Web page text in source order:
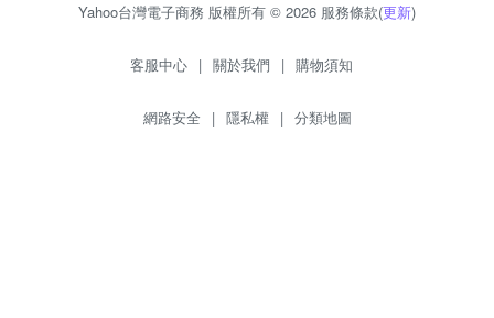
Yahoo台灣電子商務 版權所有 © 2026 服務條款(更新)
客服中心 | 關於我們 | 購物須知
網路安全 | 隱私權 | 分類地圖